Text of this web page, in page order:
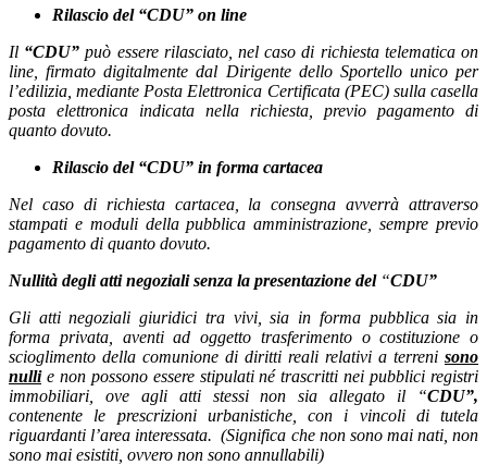
Rilascio del “CDU” on line
Il “CDU”può essere rilasciato, nel caso di richiesta telematica on
line, firmato digitalmente dal Dirigente dello Sportello unico per
l’edilizia, mediante Posta Elettronica Certificata (PEC) sulla casella
posta elettronica indicata nella richiesta, previo pagamento di
quanto dovuto.
Rilascio del “CDU” in forma cartacea
Nel caso di richiesta cartacea, la consegna avverrà attraverso
stampati e moduli della pubblica amministrazione, sempre previo
pagamento di quanto dovuto.
Nullità degli atti negoziali senza la presentazione del “CDU”
Gli atti negoziali giuridici tra vivi, sia in forma pubblica sia in
forma privata, aventi ad oggetto trasferimento o costituzione o
scioglimento della comunione di diritti reali relativi a terreni sono
nullie non possono essere stipulati né trascritti nei pubblici registri
immobiliari, ove agli atti stessi non sia allegato il “CDU”,
contenente le prescrizioni urbanistiche, con i vincoli di tutela
riguardanti l’area interessata. (Significa che non sono mai nati, non
sono mai esistiti, ovvero non sono annullabili)